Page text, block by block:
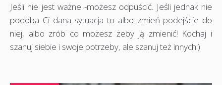
Jeśli nie jest ważne -możesz odpuścić. Jeśli jednak nie
podoba Ci dana sytuacja to albo zmień podejście do
niej, albo zrób co możesz żeby ją zmienić! Kochaj i
szanuj siebie i swoje potrzeby, ale szanuj też innych:)